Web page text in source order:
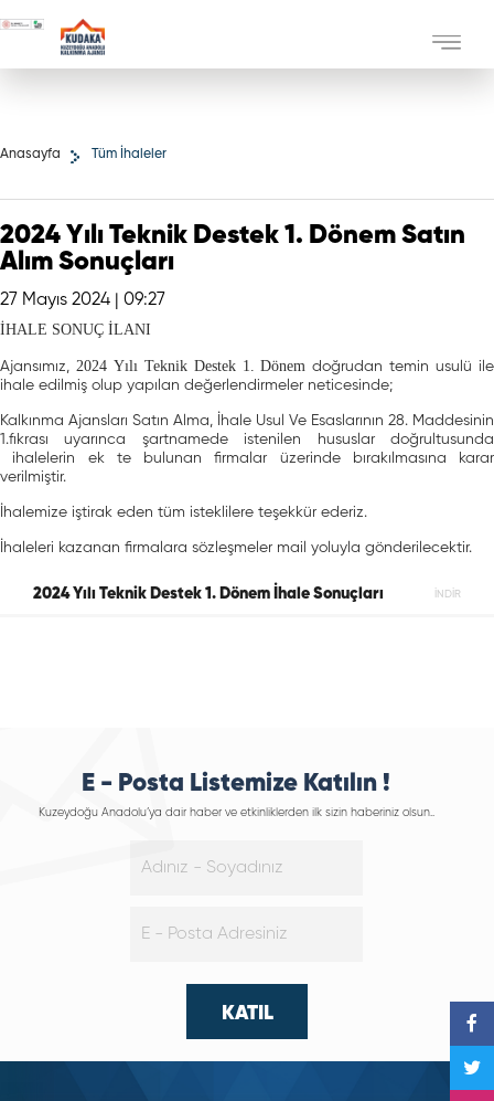
Anasayfa Tüm İhaleler
2024 Yılı Teknik Destek 1. Dönem Satın
Alım Sonuçları
27 Mayıs 2024 | 09:27
İHALE SONUÇ İLANI
Ajansımız, 2024 Yılı Teknik Destek 1. Dönem doğrudan temin usulü ile
ihale edilmiş olup yapılan değerlendirmeler neticesinde;
Kalkınma Ajansları Satın Alma, İhale Usul Ve Esaslarının 28. Maddesinin
1.fıkrası uyarınca şartnamede istenilen hususlar doğrultusunda
ihalelerin ek te bulunan firmalar üzerinde bırakılmasına karar
verilmiştir.
İhalemize iştirak eden tüm isteklilere teşekkür ederiz.
İhaleleri kazanan firmalara sözleşmeler mail yoluyla gönderilecektir.
2024 Yılı Teknik Destek 1. Dönem İhale Sonuçları İNDİR
E - Posta Listemize Katılın !
Kuzeydoğu Anadolu’ya dair haber ve etkinliklerden ilk sizin haberiniz olsun..
KATIL